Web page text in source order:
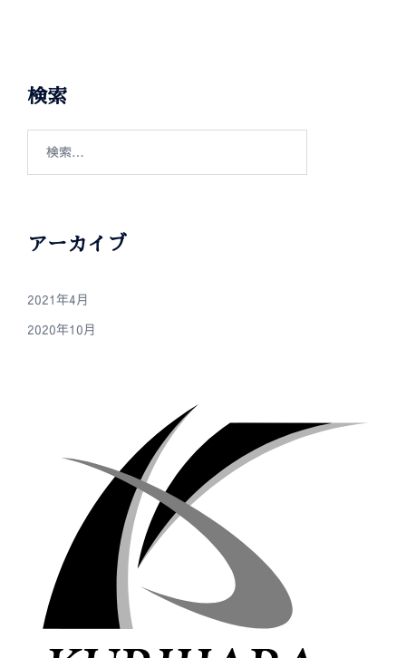
検索
アーカイブ
2021年4月
2020年10月